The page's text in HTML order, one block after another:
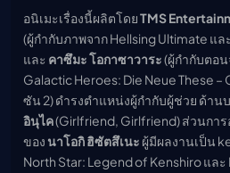
อนิเมะเรื่องนี้ผลิตโดยTMS
(ผู้กำกับภาพจาก Hellsing Ultimate แ
และ คาซึมะ โอกาซาวาระ(ผู้กำกับตอ
Galactic Heroes: Die Neue These –
ซัน 2) ดำรงตำแหน่งผู้กำกับผู้ช่วย ด้า
อินุไค(Girlfriend, Girlfriend) ส่วนกา
ของ นาโอกิ ฮิซัตสึเนะ ผู้มีผลงานเป็น
North Star: Legend of Kenshiro และ